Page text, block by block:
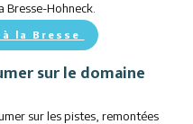
Hohneck.
à la Bresse
sur le domaine
sur les pistes, remontées